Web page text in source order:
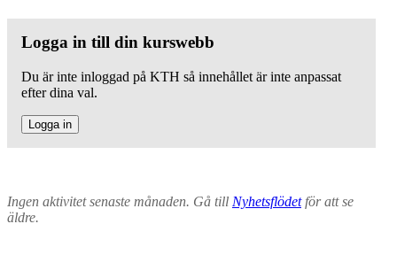
Logga in till din kurswebb
Du är inte inloggad på KTH så innehållet är inte anpassat
efter dina val.
Logga in
Ingen aktivitet senaste månaden. Gå till Nyhetsflödetför att se
äldre.